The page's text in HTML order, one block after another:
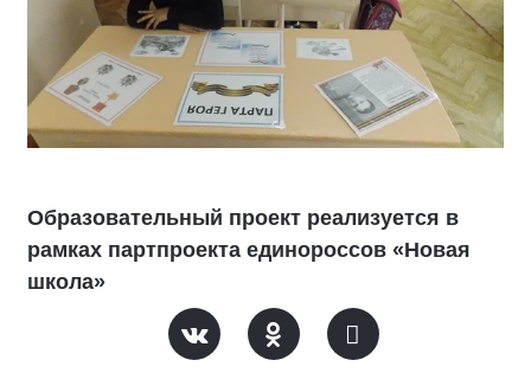
Образовательный проект реализуется в
рамках партпроекта единороссов «Новая
школа»